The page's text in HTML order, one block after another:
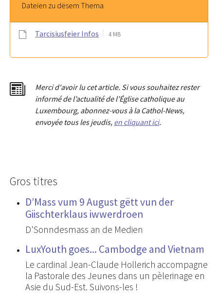
Dateien zu dësem Thema
Tarcisiusfeier Infos 4 MB
Merci d'avoir lu cet article. Si vous souhaitez rester
informé de l’actualité de l’Église catholique au
Luxembourg, abonnez-vous à la Cathol-News,
envoyée tous les jeudis, en cliquant ici.
Gros titres
D’Mass vum 9 August gëtt vun der
Giischterklaus iwwerdroen
D'Sonndesmass an de Medien
LuxYouth goes... Cambodge and Vietnam
Le cardinal Jean-Claude Hollerich accompagne
la Pastorale des Jeunes dans un pèlerinage en
Asie du Sud-Est. Suivons-les !